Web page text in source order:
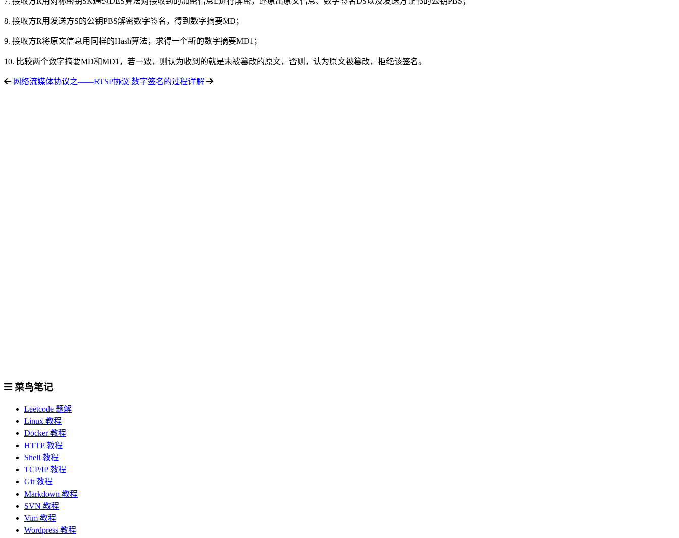
8. 接收方R用发送方S的公钥PBS解密数字签名，得到数字摘要MD；
9. 接收方R将原文信息用同样的Hash算法，求得一个新的数字摘要MD1；
10. 比较两个数字摘要MD和MD1，若一致，则认为收到的就是未被篡改的原文，否则，认为原文被篡改，拒绝该签名。
网络流媒体协议之——RTSP协议 数字签名的过程详解
菜鸟笔记
Leetcode 题解
Linux 教程
Docker 教程
HTTP 教程
Shell 教程
TCP/IP 教程
Git 教程
Markdown 教程
SVN 教程
Vim 教程
Wordpress 教程